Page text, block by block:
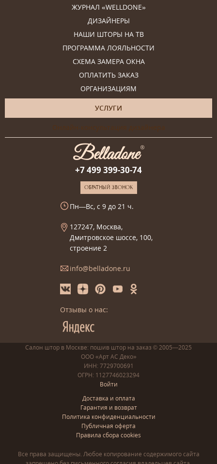
ЖУРНАЛ «WELLDONE»
ДИЗАЙНЕРЫ
НАШИ ШТОРЫ НА ТВ
ПРОГРАММА ЛОЯЛЬНОСТИ
СХЕМА ЗАМЕРА ОКНА
ОПЛАТИТЬ ЗАКАЗ
ОРГАНИЗАЦИЯМ
УСЛУГИ
Онлайн-консультация дизайнера
+7 499 399-30-74
ОБРАТНЫЙ ЗВОНОК
Пн—Вс, с 9 до 21 ч.
127247, Москва,
Дмитровское шоссе, 100,
строение 2
info@belladone.ru
Отзывы о нас:
Салон штор в Москве: пошив штор на заказ © 2005—2025
ООО «Арт АС Деко»
ИНН: 7729700691
ОГРН: 1127746023294
Войти
Доставка и оплата
Гарантия и возврат
Политика конфиденциальности
Публичная оферта
Правила сбора cookies
Все права защищены. Любое копирование содержимого сайта